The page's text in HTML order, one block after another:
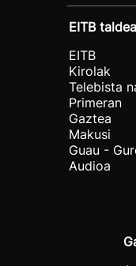
EITB taldea
EITB
Kirolak
Telebista
Primeran
Gaztea
Makusi
Guau -
Audioa